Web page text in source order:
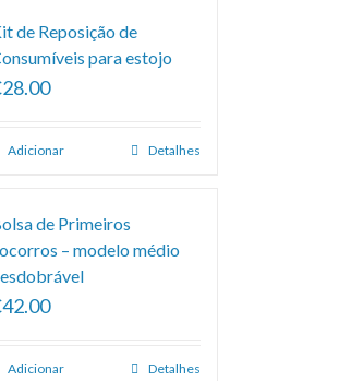
de Reposição de
para estojo
Adicionar Detalhes
de Primeiros
– modelo médio
Adicionar Detalhes